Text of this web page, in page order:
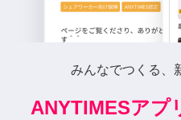
みんなでつくる、
ANYTIMESアプ